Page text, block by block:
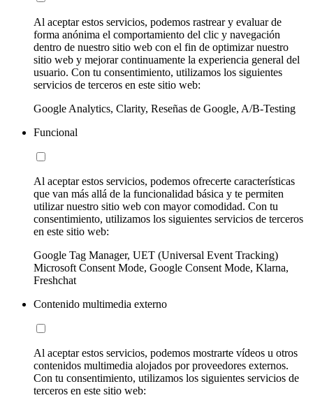
Al aceptar estos servicios, podemos rastrear y evaluar de
forma anónima el comportamiento del clic y navegación
dentro de nuestro sitio web con el fin de optimizar nuestro
sitio web y mejorar continuamente la experiencia general del
usuario. Con tu consentimiento, utilizamos los siguientes
servicios de terceros en este sitio web:
Google Analytics, Clarity, Reseñas de Google, A/B-Testing
Funcional
Al aceptar estos servicios, podemos ofrecerte características
que van más allá de la funcionalidad básica y te permiten
utilizar nuestro sitio web con mayor comodidad. Con tu
consentimiento, utilizamos los siguientes servicios de terceros
en este sitio web:
Google Tag Manager, UET (Universal Event Tracking)
Microsoft Consent Mode, Google Consent Mode, Klarna,
Freshchat
Contenido multimedia externo
Al aceptar estos servicios, podemos mostrarte vídeos u otros
contenidos multimedia alojados por proveedores externos.
Con tu consentimiento, utilizamos los siguientes servicios de
terceros en este sitio web: